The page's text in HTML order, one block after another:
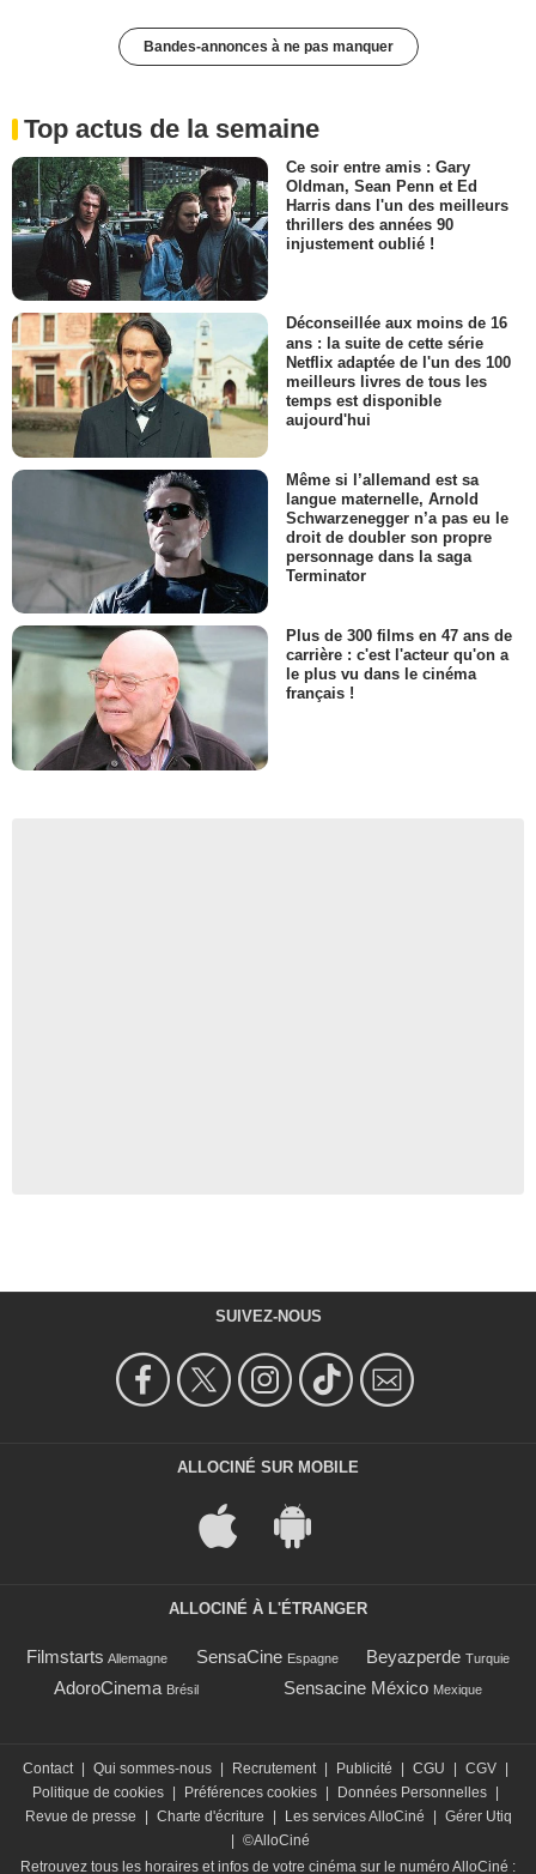
Bandes-annonces à ne pas manquer
Top actus de la semaine
Ce soir entre amis : Gary
Oldman, Sean Penn et Ed
Harris dans l'un des meilleurs
thrillers des années 90
injustement oublié !
Déconseillée aux moins de 16
ans : la suite de cette série
Netflix adaptée de l'un des 100
meilleurs livres de tous les
temps est disponible
aujourd'hui
Même si l’allemand est sa
langue maternelle, Arnold
Schwarzenegger n’a pas eu le
droit de doubler son propre
personnage dans la saga
Terminator
Plus de 300 films en 47 ans de
carrière : c'est l'acteur qu'on a
le plus vu dans le cinéma
français !
SUIVEZ-NOUS
ALLOCINÉ SUR MOBILE
ALLOCINÉ À L'ÉTRANGER
Filmstarts Allemagne SensaCine Espagne Beyazperde Turquie
AdoroCinema Brésil Sensacine México Mexique
Contact | Qui sommes-nous | Recrutement | Publicité | CGU | CGV |
Politique de cookies | Préférences cookies | Données Personnelles |
Revue de presse
| Charte d'écriture | Les services AlloCiné | Gérer Utiq
| ©AlloCiné
Retrouvez tous les horaires et infos de votre cinéma sur le numéro AlloCiné :